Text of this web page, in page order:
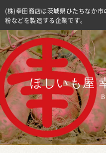
(株)幸田商店は茨城県ひたちなか
粉などを製造する企業です。
ほしいも屋